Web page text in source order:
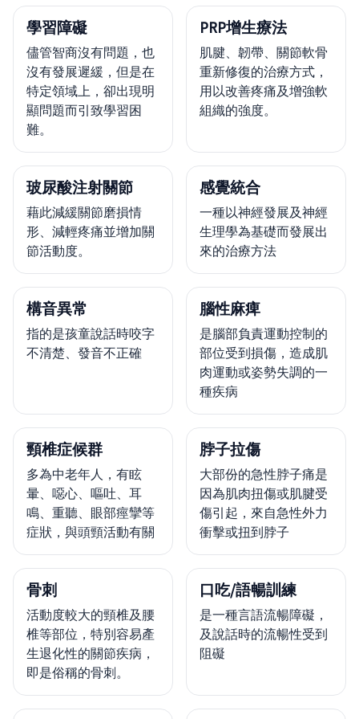
學習障礙
儘管智商沒有問題，也
沒有發展遲緩，但是在
特定領域上，卻出現明
顯問題而引致學習困
難。
PRP增生療法
肌腱、韌帶、關節軟骨
重新修復的治療方式，
用以改善疼痛及增強軟
組織的強度。
玻尿酸注射關節
藉此減緩關節磨損情
形、減輕疼痛並增加關
節活動度。
感覺統合
一種以神經發展及神經
生理學為基礎而發展出
來的治療方法
構音異常
指的是孩童說話時咬字
不清楚、發音不正確
腦性麻痺
是腦部負責運動控制的
部位受到損傷，造成肌
肉運動或姿勢失調的一
種疾病
頸椎症候群
多為中老年人，有眩
暈、噁心、嘔吐、耳
鳴、重聽、眼部痙攣等
症狀，與頭頸活動有關
脖子拉傷
大部份的急性脖子痛是
因為肌肉扭傷或肌腱受
傷引起，來自急性外力
衝擊或扭到脖子
骨刺
活動度較大的頸椎及腰
椎等部位，特別容易產
生退化性的關節疾病，
即是俗稱的骨刺。
口吃/語暢訓練
是一種言語流暢障礙，
及說話時的流暢性受到
阻礙